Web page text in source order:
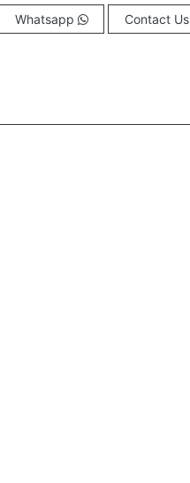
Whatsapp Contact Us